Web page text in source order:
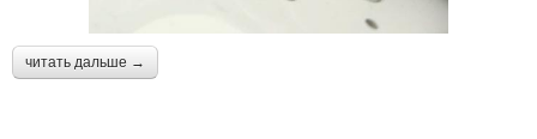
читать дальше →